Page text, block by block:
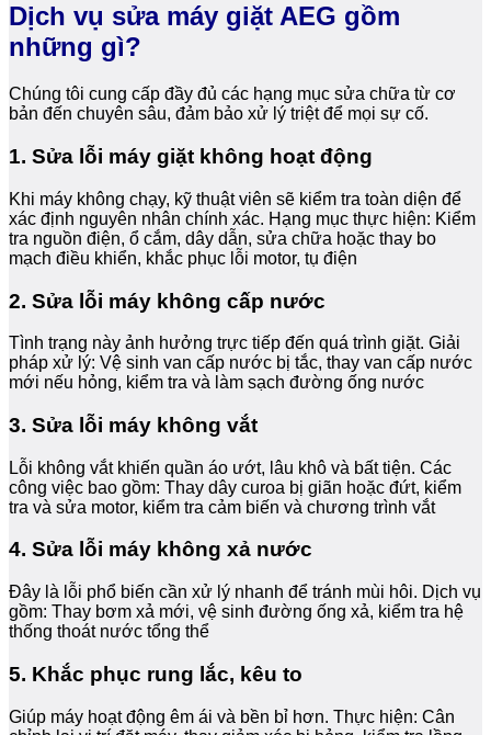
Dịch vụ sửa máy giặt AEG gồm
những gì?
Chúng tôi cung cấp đầy đủ các hạng mục sửa chữa từ cơ
bản đến chuyên sâu, đảm bảo xử lý triệt để mọi sự cố.
1. Sửa lỗi máy giặt không hoạt động
Khi máy không chạy, kỹ thuật viên sẽ kiểm tra toàn diện để
xác định nguyên nhân chính xác. Hạng mục thực hiện: Kiểm
tra nguồn điện, ổ cắm, dây dẫn, sửa chữa hoặc thay bo
mạch điều khiển, khắc phục lỗi motor, tụ điện
2. Sửa lỗi máy không cấp nước
Tình trạng này ảnh hưởng trực tiếp đến quá trình giặt. Giải
pháp xử lý: Vệ sinh van cấp nước bị tắc, thay van cấp nước
mới nếu hỏng, kiểm tra và làm sạch đường ống nước
3. Sửa lỗi máy không vắt
Lỗi không vắt khiến quần áo ướt, lâu khô và bất tiện. Các
công việc bao gồm: Thay dây curoa bị giãn hoặc đứt, kiểm
tra và sửa motor, kiểm tra cảm biến và chương trình vắt
4. Sửa lỗi máy không xả nước
Đây là lỗi phổ biến cần xử lý nhanh để tránh mùi hôi. Dịch vụ
gồm: Thay bơm xả mới, vệ sinh đường ống xả, kiểm tra hệ
thống thoát nước tổng thể
5. Khắc phục rung lắc, kêu to
Giúp máy hoạt động êm ái và bền bỉ hơn. Thực hiện: Cân